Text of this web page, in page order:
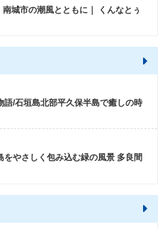
南城市の潮風とともに｜ くんなとぅ
語/石垣島北部平久保半島で癒しの時
をやさしく包み込む緑の風景 多良間